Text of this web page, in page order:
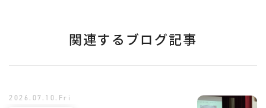
関連するブログ記事
2026.07.10.Fri